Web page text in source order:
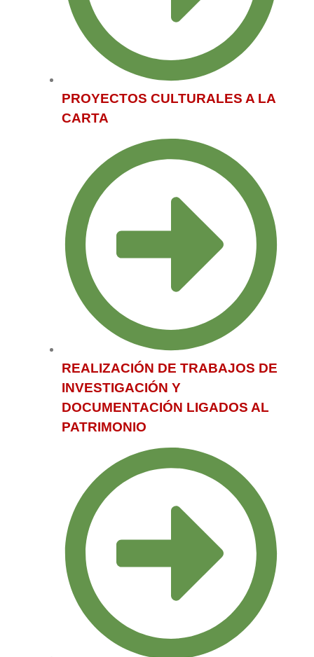
PROYECTOS CULTURALES A LA
CARTA
REALIZACIÓN DE TRABAJOS DE
INVESTIGACIÓN Y
DOCUMENTACIÓN LIGADOS AL
PATRIMONIO